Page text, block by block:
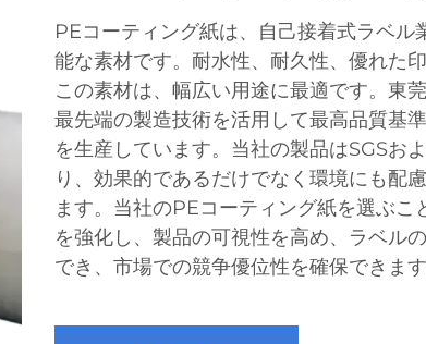
PEコーティング紙は、自己接着式ラベル
能な素材です。耐水性、耐久性、優れた
この素材は、幅広い用途に最適です。東
最先端の製造技術を活用して最高品質基
を生産しています。当社の製品はSGSお
り、効果的であるだけでなく環境にも配
ます。当社のPEコーティング紙を選ぶ
を強化し、製品の可視性を高め、ラベル
でき、市場での競争優位性を確保できます